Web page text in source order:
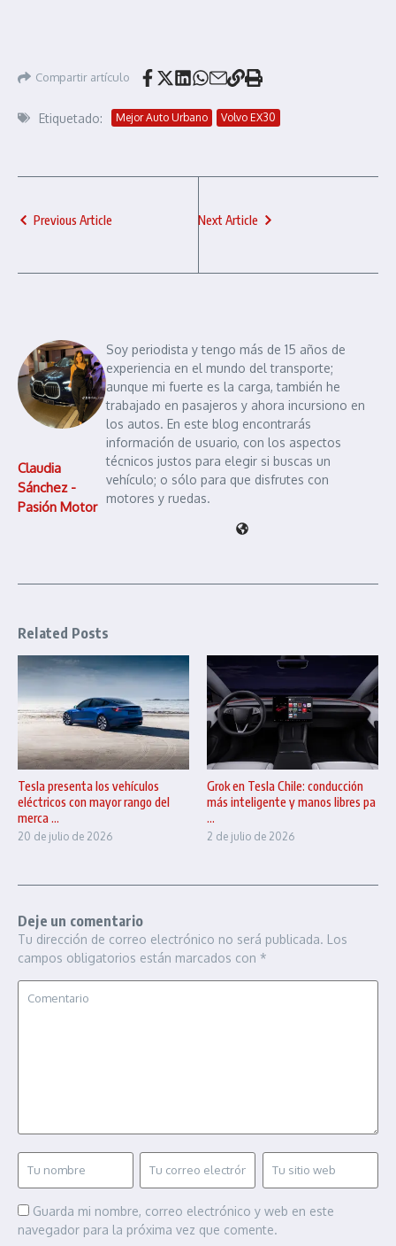
Compartir artículo
Etiquetado: Mejor Auto Urbano Volvo EX30
Previous Article Next Article
Claudia
Sánchez -
Pasión Motor
Soy periodista y tengo más de 15 años de
experiencia en el mundo del transporte;
aunque mi fuerte es la carga, también he
trabajado en pasajeros y ahora incursiono en
los autos. En este blog encontrarás
información de usuario, con los aspectos
técnicos justos para elegir si buscas un
vehículo; o sólo para que disfrutes con
motores y ruedas.
Related Posts
Tesla presenta los vehículos
eléctricos con mayor rango del
merca ...
20 de julio de 2026
Grok en Tesla Chile: conducción
más inteligente y manos libres pa
...
2 de julio de 2026
Deje un comentario
Tu dirección de correo electrónico no será publicada. Los
campos obligatorios están marcados con *
Guarda mi nombre, correo electrónico y web en este
navegador para la próxima vez que comente.